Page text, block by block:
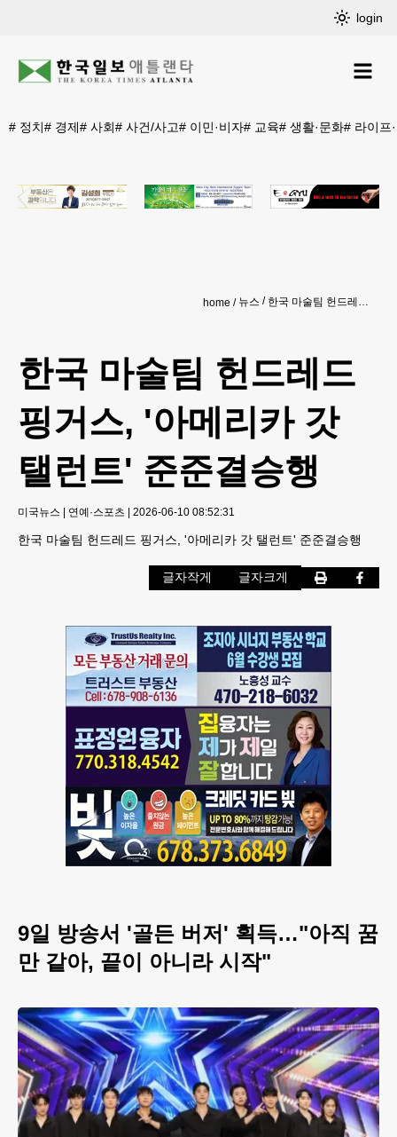
login
# 정치# 경제# 사회# 사건/사고# 이민·비자# 교육# 생활·문화# 라이프
home 뉴스 한국 마술팀 헌드레드 핑거스, '아메리카 갓 탤런트' 준준결승행
한국 마술팀 헌드레드
핑거스, '아메리카 갓
탤런트' 준준결승행
미국뉴스 | 연예·스포츠 | 2026-06-10 08:52:31
한국 마술팀 헌드레드 핑거스, '아메리카 갓 탤런트' 준준결승행
글자작게 글자크게
9일 방송서 '골든 버저' 획득…"아직 꿈
만 같아, 끝이 아니라 시작"